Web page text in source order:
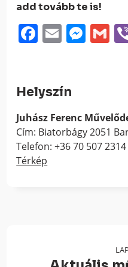
add tovább te is!
Facebook
Email
Helyszín
Juhász Ferenc
Cím: Biatorbágy 2051
Telefon: +36 70 507 2314
Térkép